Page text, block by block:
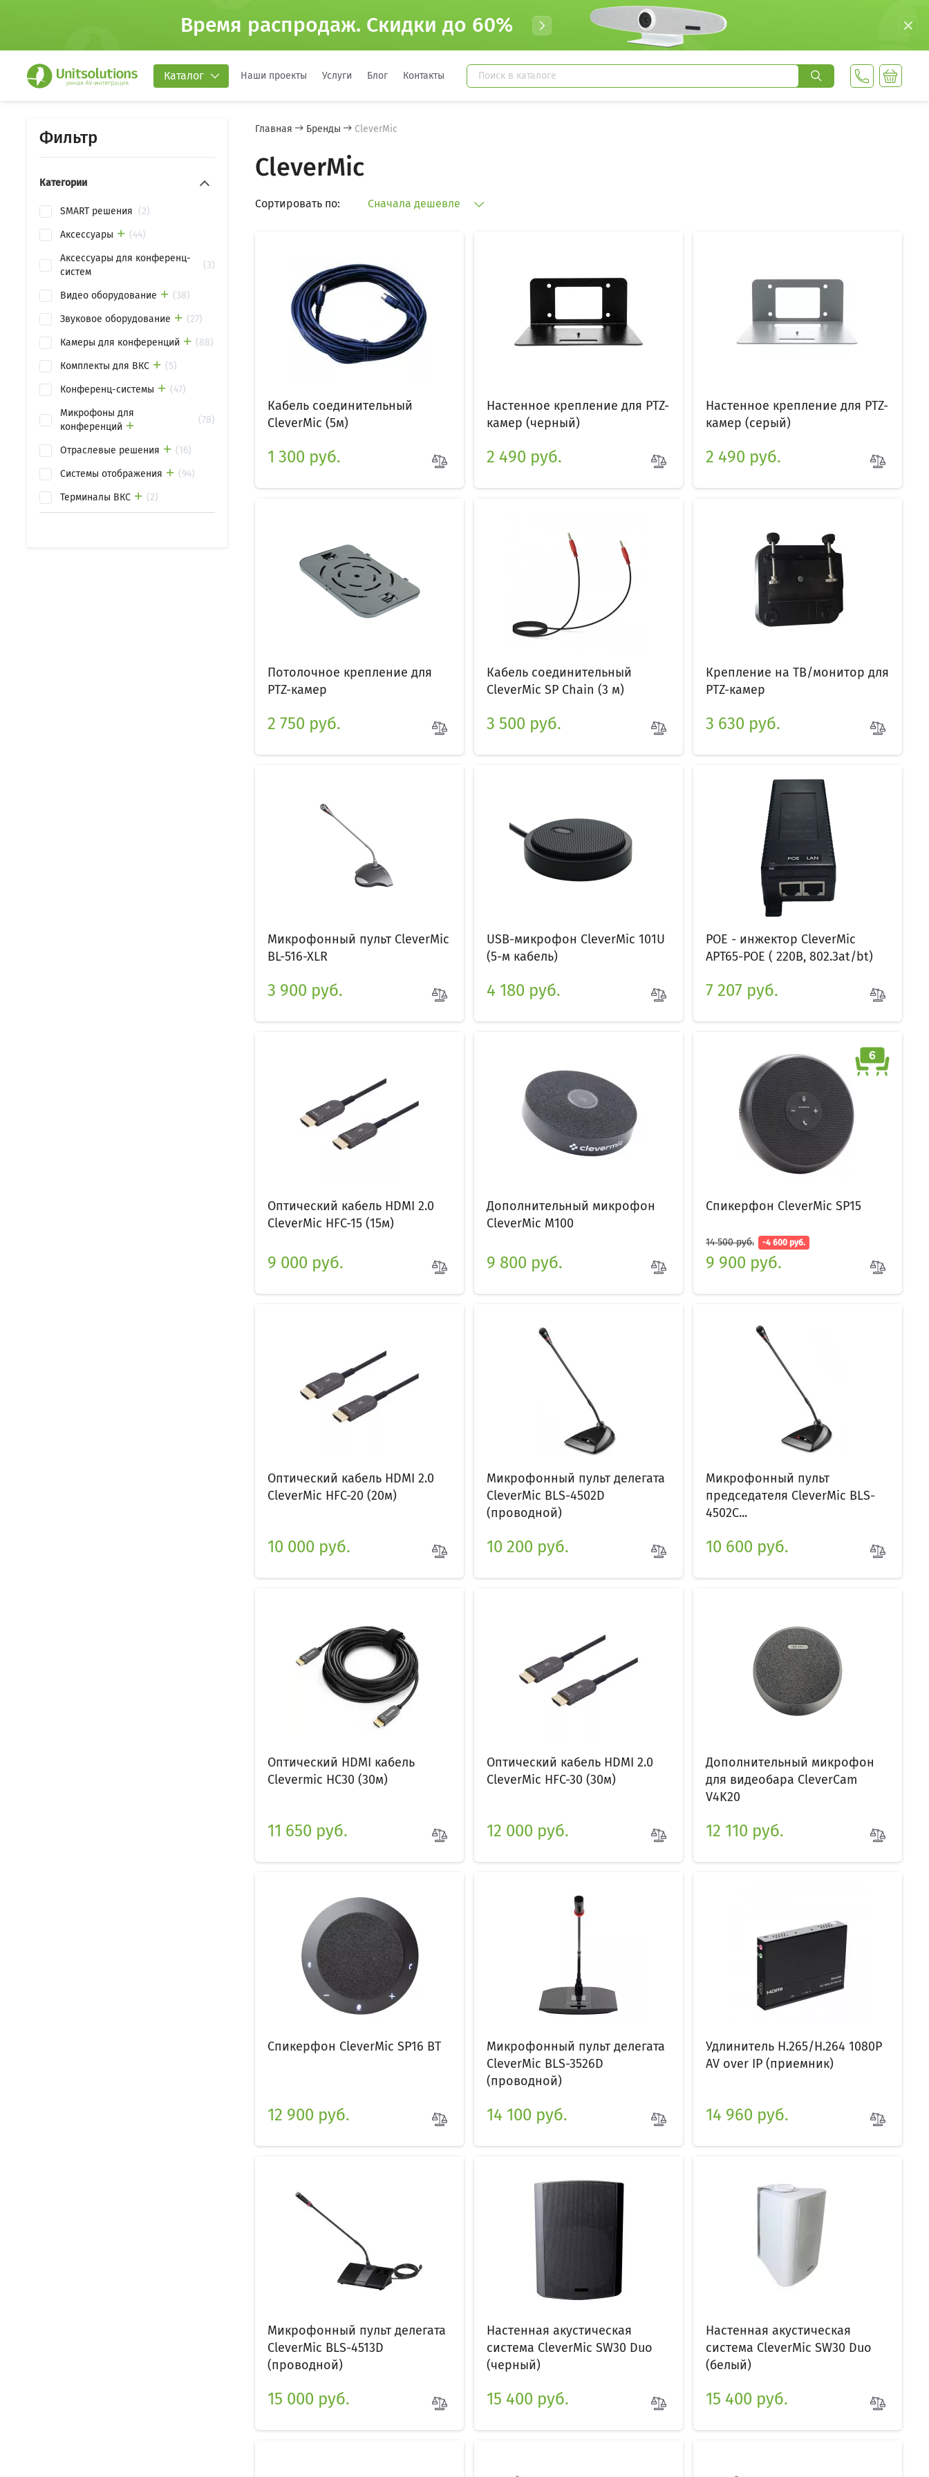
Время распродаж. Cкидки до 60%
Каталог Наши проекты Услуги Блог Контакты
Фильтр
Категории
SMART решения
2
Аксессуары
44
Аксессуары для конференц-
систем
3
Видео оборудование
38
Звуковое оборудование
27
Камеры для конференций
88
Комплекты для ВКС
5
Конференц-системы
47
Микрофоны для
конференций
78
Отраслевые решения
16
Системы отображения
94
Терминалы ВКС
2
Главная Бренды CleverMic
CleverMic
Сортировать по: Сначала дешевле
Кабель соединительный
CleverMic (5м)
1 300 руб.
Настенное крепление для PTZ-
камер (черный)
2 490 руб.
Настенное крепление для PTZ-
камер (серый)
2 490 руб.
Потолочное крепление для
PTZ-камер
2 750 руб.
Кабель соединительный
CleverMic SP Chain (3 м)
3 500 руб.
Крепление на ТВ/монитор для
PTZ-камер
3 630 руб.
Микрофонный пульт CleverMic
BL-516-XLR
3 900 руб.
USB-микрофон CleverMic 101U
(5-м кабель)
4 180 руб.
POE - инжектор CleverMic
APT65-POE ( 220В, 802.3at/bt)
7 207 руб.
Оптический кабель HDMI 2.0
CleverMic HFC-15 (15м)
9 000 руб.
Дополнительный микрофон
CleverMic M100
9 800 руб.
Спикерфон CleverMic SP15
14 500 руб. -4 600 руб.
9 900 руб.
Оптический кабель HDMI 2.0
CleverMic HFC-20 (20м)
10 000 руб.
Микрофонный пульт делегата
CleverMic BLS-4502D
(проводной)
10 200 руб.
Микрофонный пульт
председателя CleverMic BLS-
4502C...
10 600 руб.
Оптический HDMI кабель
Clevermic HC30 (30м)
11 650 руб.
Оптический кабель HDMI 2.0
CleverMic HFC-30 (30м)
12 000 руб.
Дополнительный микрофон
для видеобара CleverCam
V4K20
12 110 руб.
Спикерфон CleverMic SP16 BT
12 900 руб.
Микрофонный пульт делегата
CleverMic BLS-3526D
(проводной)
14 100 руб.
Удлинитель H.265/H.264 1080P
AV over IP (приемник)
14 960 руб.
Микрофонный пульт делегата
CleverMic BLS-4513D
(проводной)
15 000 руб.
Настенная акустическая
система CleverMic SW30 Duo
(черный)
15 400 руб.
Настенная акустическая
система CleverMic SW30 Duo
(белый)
15 400 руб.